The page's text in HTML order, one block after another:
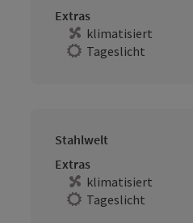
Extras
klimatisiert
Tageslicht
Stahlwelt
Extras
klimatisiert
Tageslicht